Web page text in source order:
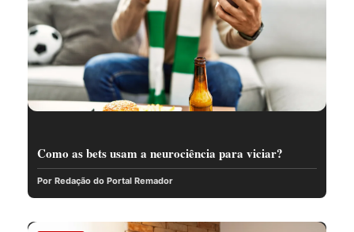
Como as bets usam a neurociência para viciar?
Por Redação do Portal Remador